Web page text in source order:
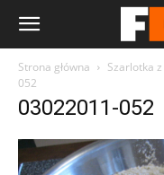
Strona główna Szarlotka
052
03022011-052